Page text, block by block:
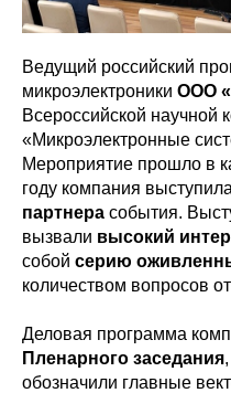
Ведущий российский
микроэлектроники ООО
Всероссийской научной
«Микроэлектронные
Мероприятие прошло в
году компания
партнера события.
вызвали высокий
собой серию
количеством вопросов
Деловая программа
Пленарного заседания
обозначили главные